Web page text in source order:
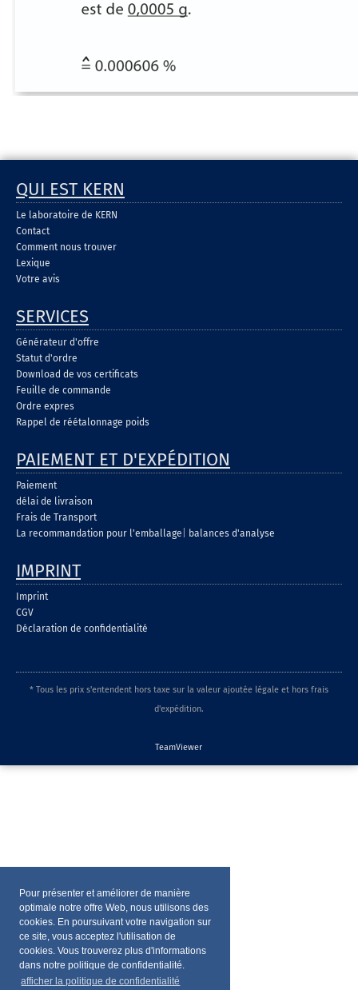
Pour présenter et améliorer de manière
optimale notre offre Web, nous utilisons des
cookies. En poursuivant votre navigation sur
ce site, vous acceptez l'utilisation de
cookies. Vous trouverez plus d'informations
dans notre politique de confidentialité.
afficher la politique de confidentialité
QUI EST KERN
Le laboratoire de KERN
Contact
Comment nous trouver
Lexique
Votre avis
SERVICES
Générateur d'offre
Statut d'ordre
Download de vos certificats
Feuille de commande
Ordre expres
Rappel de réétalonnage poids
PAIEMENT ET D'EXPÉDITION
Paiement
délai de livraison
Frais de Transport
La recommandation pour l'emballage
balances d'analyse
IMPRINT
Imprint
CGV
Déclaration de confidentialité
* Tous les prix s'entendent hors taxe sur la valeur ajoutée légale et hors frais
d'expédition.
TeamViewer